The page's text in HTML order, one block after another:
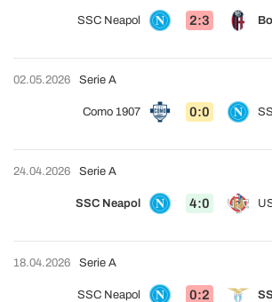
SSC Neapol 2:3
02.05.2026
Como 1907 0:0
Serie A
24.04.2026
SSC Neapol 4:0
Serie A
18.04.2026
SSC Neapol 0:2
Serie A